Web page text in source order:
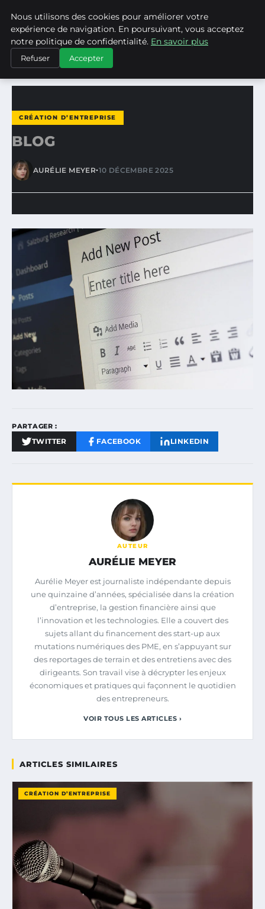
ASVPP
ACCUEIL CRÉATION D’ENTREPRISE
CRÉATION D’ENTREPRISE
BLOG
AURÉLIE MEYER•10 DÉCEMBRE 2025
PARTAGER :
TWITTER FACEBOOK LINKEDIN
AUTEUR
AURÉLIE MEYER
Aurélie Meyer est journaliste indépendante depuis
une quinzaine d’années, spécialisée dans la création
d’entreprise, la gestion financière ainsi que
l’innovation et les technologies. Elle a couvert des
sujets allant du financement des start-up aux
mutations numériques des PME, en s’appuyant sur
des reportages de terrain et des entretiens avec des
dirigeants. Son travail vise à décrypter les enjeux
économiques et pratiques qui façonnent le quotidien
des entrepreneurs.
VOIR TOUS LES ARTICLES ›
ARTICLES SIMILAIRES
CRÉATION D’ENTREPRISE
Nous utilisons des cookies pour améliorer votre
expérience de navigation. En poursuivant, vous acceptez
notre politique de confidentialité. En savoir plus
Refuser Accepter